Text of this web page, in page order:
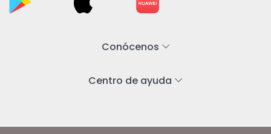
Conócenos
Centro de ayuda